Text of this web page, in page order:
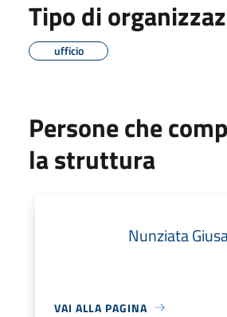
Tipo di
ufficio
Persone che
la struttura
Nunziata
VAI ALLA PAGINA